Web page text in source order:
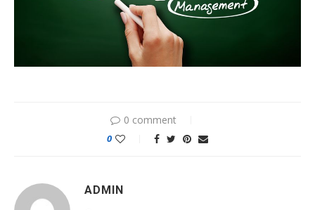
0 comment
0
ADMIN